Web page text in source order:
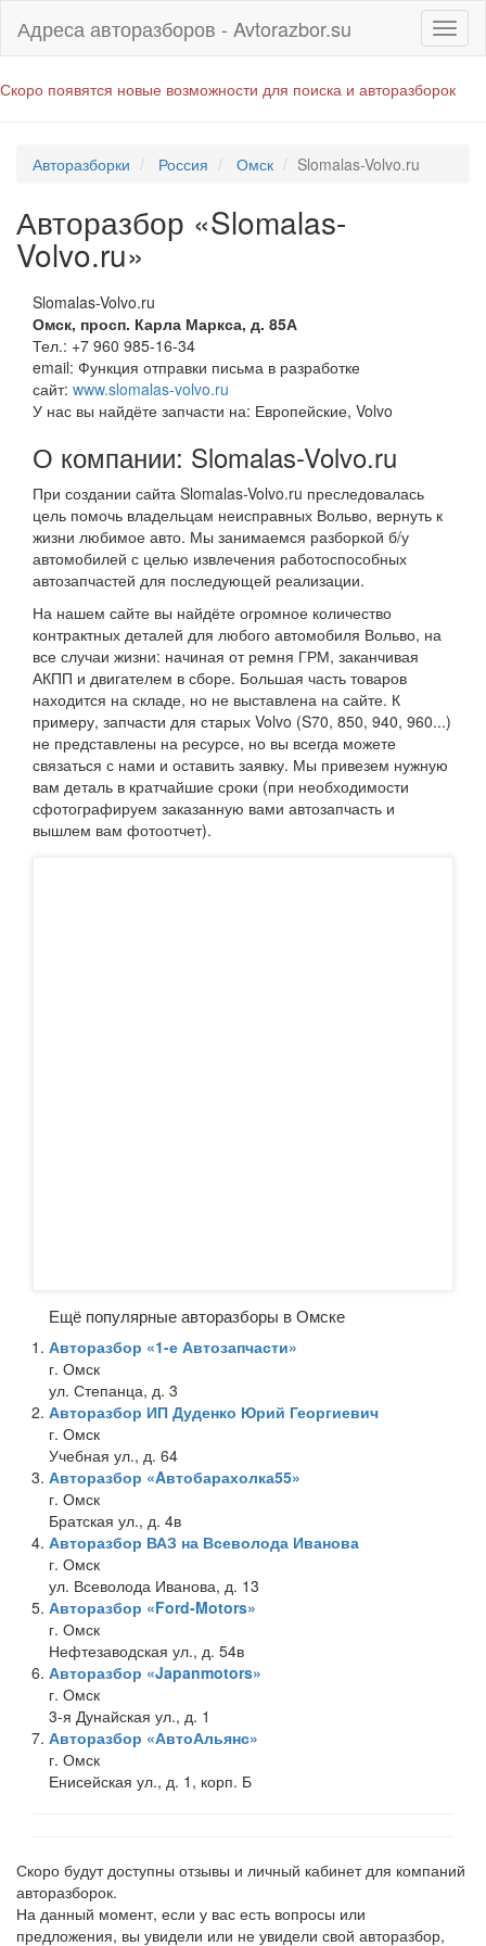
Адреса авторазборов - Avtorazbor.su
Скоро появятся новые возможности для поиска и авторазборок
Авторазборки Россия Омск Slomalas-Volvo.ru
Авторазбор «Slomalas-
Volvo.ru»
Slomalas-Volvo.ru
Омск, просп. Карла Маркса, д. 85А
Тел.: +7 960 985-16-34
email: Функция отправки письма в разработке
сайт: www.slomalas-volvo.ru
У нас вы найдёте запчасти на: Европейские, Volvo
О компании: Slomalas-Volvo.ru
При создании сайта Slomalas-Volvo.ru преследовалась
цель помочь владельцам неисправных Вольво, вернуть к
жизни любимое авто. Мы занимаемся разборкой б/у
автомобилей с целью извлечения работоспособных
автозапчастей для последующей реализации.
На нашем сайте вы найдёте огромное количество
контрактных деталей для любого автомобиля Вольво, на
все случаи жизни: начиная от ремня ГРМ, заканчивая
АКПП и двигателем в сборе. Большая часть товаров
находится на складе, но не выставлена на сайте. К
примеру, запчасти для старых Volvo (S70, 850, 940, 960...)
не представлены на ресурсе, но вы всегда можете
связаться с нами и оставить заявку. Мы привезем нужную
вам деталь в кратчайшие сроки (при необходимости
сфотографируем заказанную вами автозапчасть и
вышлем вам фотоотчет).
Ещё популярные авторазборы в Омске
Авторазбор «1-е Автозапчасти»
г. Омск
ул. Степанца, д. 3
Авторазбор ИП Дуденко Юрий Георгиевич
г. Омск
Учебная ул., д. 64
Авторазбор «Aвтобарахолка55»
г. Омск
Братская ул., д. 4в
Авторазбор ВАЗ на Всеволода Иванова
г. Омск
ул. Всеволода Иванова, д. 13
Авторазбор «Ford-Motors»
г. Омск
Нефтезаводская ул., д. 54в
Авторазбор «Japanmotors»
г. Омск
3-я Дунайская ул., д. 1
Авторазбор «АвтоАльянс»
г. Омск
Енисейская ул., д. 1, корп. Б
Скоро будут доступны отзывы и личный кабинет для компаний
авторазборок.
На данный момент, если у вас есть вопросы или
предложения, вы увидели или не увидели свой авторазбор,